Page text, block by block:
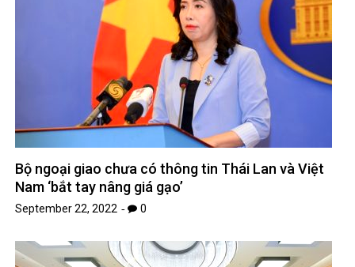
Bộ ngoại giao chưa có thông tin Thái Lan và Việt
Nam ‘bắt tay nâng giá gạo’
September 22, 2022 0